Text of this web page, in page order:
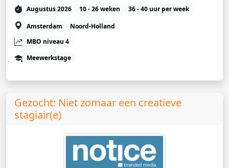
Augustus 2026 10 - 26 weken
36 - 40 uur per week
Amsterdam
Noord-Holland
MBO niveau 4
Meewerkstage
Gezocht: Niet zomaar een creatieve
stagiair(e)